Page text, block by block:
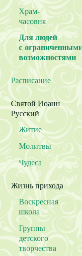
Храм-
часовня
Для людей
с ограниченными
возможностями
Расписание
Святой Иоанн
Русский
Житие
Молитвы
Чудеса
Жизнь прихода
Воскресная
школа
Группы
детского
творчества